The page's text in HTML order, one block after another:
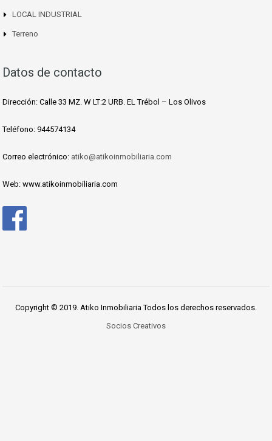
LOCAL INDUSTRIAL
Terreno
Datos de contacto
Dirección: Calle 33 MZ. W LT:2 URB. EL Trébol – Los Olivos
Teléfono: 944574134
Correo electrónico: atiko@atikoinmobiliaria.com
Web: www.atikoinmobiliaria.com
Copyright © 2019. Atiko Inmobiliaria Todos los derechos reservados.
Socios Creativos